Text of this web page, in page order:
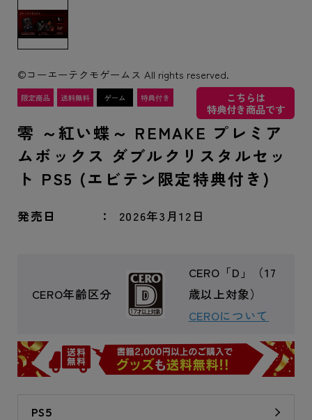
©コーエーテクモゲームス All rights reserved.
こちらは
特典付き商品です
零 ～紅い蝶～ REMAKE プレミア
ムボックス ダブルクリスタルセッ
ト PS5 (エビテン限定特典付き)
発売日 2026年3月12日
CERO年齢区分
CERO「D」（17
歳以上対象）
CEROについて
PS5